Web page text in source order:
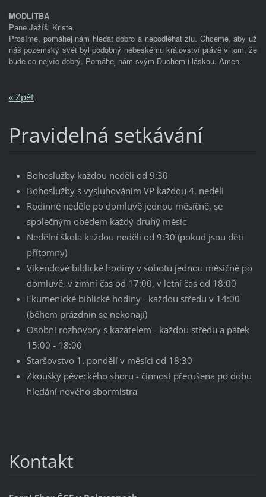
MODLITBA
Pane Ježíši Kriste.
Prosíme, pomáhej nám hledat dobro a nepodléhat zlu. Chceme, aby už
náš pozemský svět byl podobný nebeskému království právě v tom, že
bude co nejvíc dobrý. Pomáhej nám svým Duchem i láskou. Amen.
« Zpět
Pravidelná setkávání
Bohoslužby každou neděli od 9:30
Bohoslužby s vysluhováním VP každou 4. neděli
Rodinné neděle po domluvě jednou měsíčně, se
společným obědem každý druhý měsíc
Nedělní škola každou neděli od 9:30 (pokud jsou děti
přítomny)
Víkendové biblické hodiny v sobotu jednou měsíčně po
domluvě, v zimní čas od 17:00, v letní čas od 18:00
Ekumenické biblické hodiny - každou středu v 14:00
(během prázdnin se nekonají)
Osobní rozhovory s kazatelem - každou středu a pátek
15:00 - 18:00
Staršovstvo 1. pondělí v měsíci od 18:30
Zkoušky pěveckého sboru - činnost přerušena po dobu
hledání nového sbormistra
Kontakt